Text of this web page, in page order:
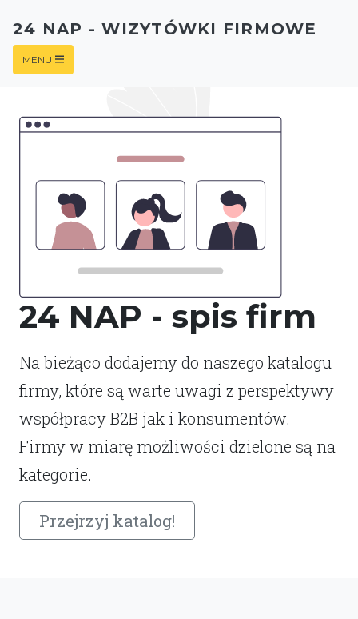
24 NAP - spis firm
Na bieżąco dodajemy do naszego katalogu
firmy, które są warte uwagi z perspektywy
współpracy B2B jak i konsumentów.
Firmy w miarę możliwości dzielone są na
kategorie.
Przejrzyj katalog!
24 NAP - WIZYTÓWKI FIRMOWE
MENU